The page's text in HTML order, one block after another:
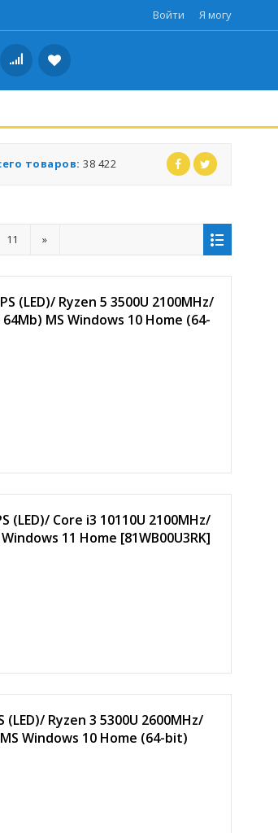
Войти Я могу
товаров: 38 422
11 »
(LED)/ Ryzen 5 3500U 2100MHz/
MS Windows 10 Home (64-
(LED)/ Core i3 10110U 2100MHz/
11 Home [81WB00U3RK]
Ryzen 3 5300U 2600MHz/
Windows 10 Home (64-bit)